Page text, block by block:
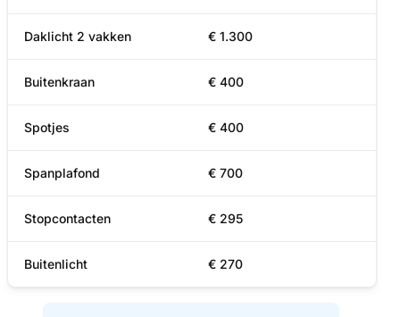
Daklicht 2 vakken € 1.300
Buitenkraan € 400
Spotjes € 400
Spanplafond € 700
Stopcontacten € 295
Buitenlicht € 270